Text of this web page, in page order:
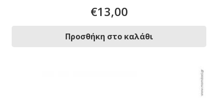
€13,00
Προσθήκη στο καλάθι